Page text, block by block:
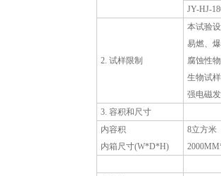
JY-HJ-
2. 试样限制
本试验
易燃、
腐蚀性
生物试
强电磁
3. 容积和尺寸
内容积
内箱尺寸(W*D*H)
8立方米